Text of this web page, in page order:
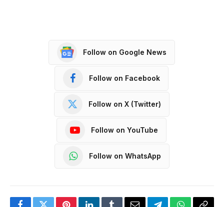
Follow on Google News
Follow on Facebook
Follow on X (Twitter)
Follow on YouTube
Follow on WhatsApp